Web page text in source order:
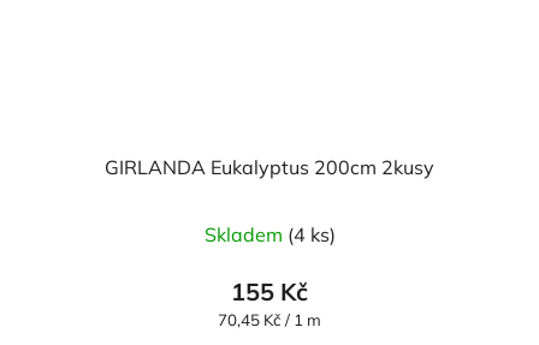
GIRLANDA Eukalyptus 200cm 2kusy
Skladem (4 ks)
155 Kč
Měrná
70,45 Kč / 1 m